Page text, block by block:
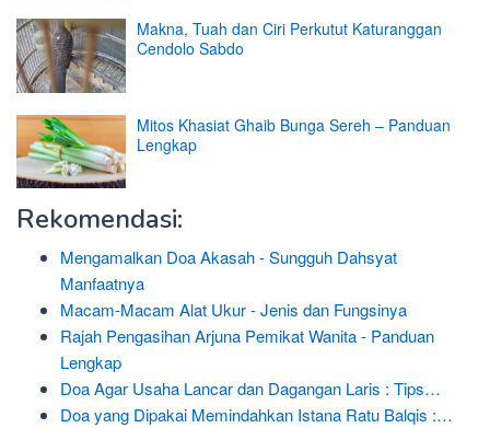
Makna, Tuah dan Ciri Perkutut Katuranggan
Cendolo Sabdo
Mitos Khasiat Ghaib Bunga Sereh – Panduan
Lengkap
Rekomendasi:
Mengamalkan Doa Akasah - Sungguh Dahsyat
Manfaatnya
Macam-Macam Alat Ukur - Jenis dan Fungsinya
Rajah Pengasihan Arjuna Pemikat Wanita - Panduan
Lengkap
Doa Agar Usaha Lancar dan Dagangan Laris : Tips…
Doa yang Dipakai Memindahkan Istana Ratu Balqis :…